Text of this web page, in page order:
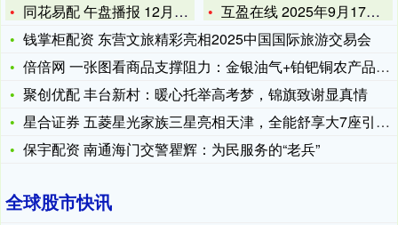
同花易配 午盘播报 12月24日 周三
互盈在线 2025年9月17日义乌市市场发展集团有限公司农批
钱掌柜配资 东营文旅精彩亮相2025中国国际旅游交易会
倍倍网 一张图看商品支撑阻力：金银油气+铂钯铜农产品期货(2
聚创优配 丰台新村：暖心托举高考梦，锦旗致谢显真情
星合证券 五菱星光家族三星亮相天津，全能舒享大7座引领家用M
保宇配资 南通海门交警瞿辉：为民服务的“老兵”
全球股市快讯